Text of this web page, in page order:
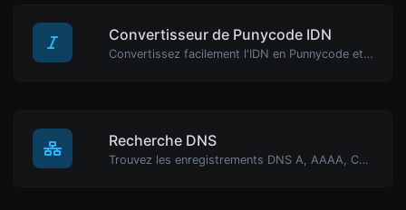
Convertisseur de Punycode IDN
Convertissez facilement l'IDN en Punnycode et vice versa.
Recherche DNS
Trouvez les enregistrements DNS A, AAAA, CNAME, MX, NS, TXT, SOA d'un hôte.